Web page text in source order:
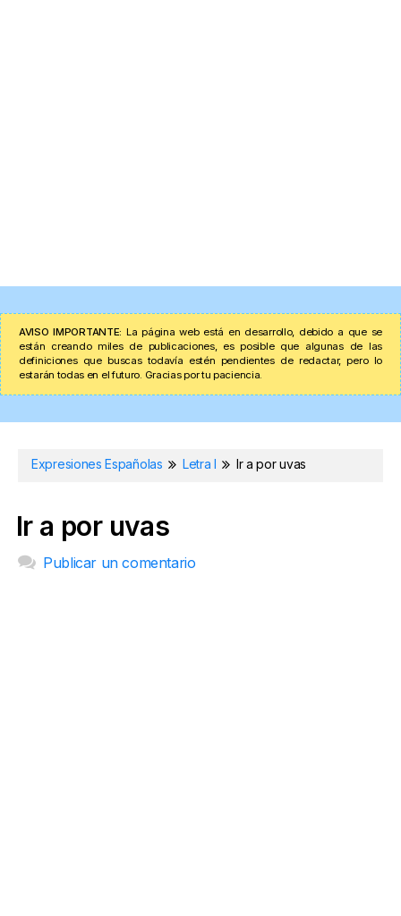
AVISO IMPORTANTE: La página web está en desarrollo, debido a que se
están creando miles de publicaciones, es posible que algunas de las
definiciones que buscas todavía estén pendientes de redactar, pero lo
estarán todas en el futuro. Gracias por tu paciencia.
Expresiones Españolas Letra I Ir a por uvas
Ir a por uvas
Publicar un comentario